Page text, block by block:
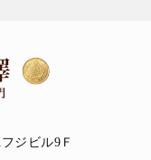
ジビル9Ｆ